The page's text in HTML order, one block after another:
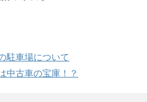
駐車場について
中古車の宝庫！？